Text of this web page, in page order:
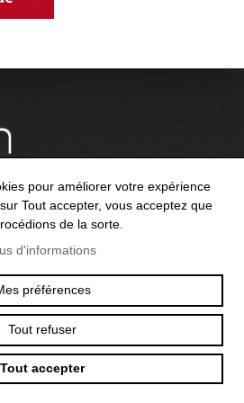
VY DES CHARETTES 7
CH - 1530 PAYERNE
RESERVED–POLITIQUE DE
pour améliorer votre expérience
Tout accepter, vous acceptez que
de la sorte.
d'informations
préférences
Tout refuser
Tout accepter